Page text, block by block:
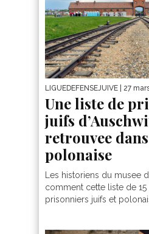
LIGUEDEFENSEJUIVE | 27
Une liste de
juifs
retrouvee
polonaise
Les historiens du musee
comment cette liste de
prisonniers juifs et